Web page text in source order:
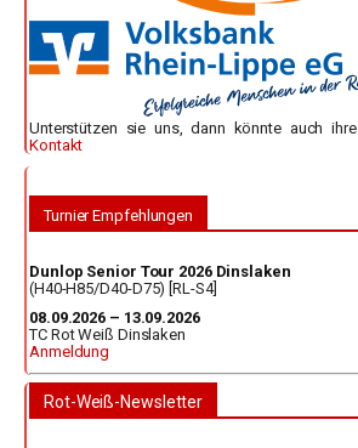
Unterstützen sie uns, dann könnte auch
Kontakt
Turnier Empfehlungen
Dunlop Senior Tour 2026 Dinslaken
(H40-H85/D40-D75) [RL-S4]
08.09.2026 – 13.09.2026
TC Rot Weiß Dinslaken
Anmeldung
Rot-Weiß-Newsletter